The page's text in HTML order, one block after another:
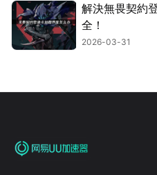
解決無畏契約
全！
2026-03-31